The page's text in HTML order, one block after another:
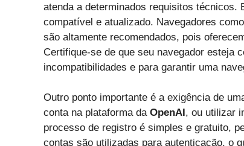
atenda a determinados requisitos técnicos.
compatível e atualizado. Navegadores como
são altamente recomendados, pois
Certifique-se de que seu navegador esteja
incompatibilidades e para garantir uma
Outro ponto importante é a exigência de
conta na plataforma da OpenAI, ou utilizar
processo de registro é simples e gratuito,
contas são utilizadas para autenticação, o